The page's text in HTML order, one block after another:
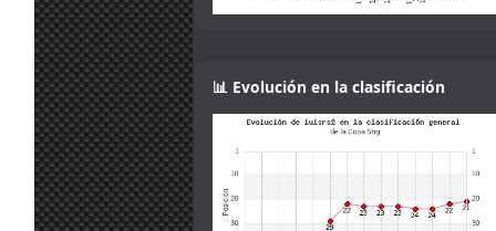
30
jul.
13:19
camtawn: According to the
setup info,
brake power is
one of the
adjustments
allowed
29
jul.
18:36
Maxxis:
Mola, muy
buena iniciativa
!
29
Me gusta el
concepto
📊 Evolución en la clasificación